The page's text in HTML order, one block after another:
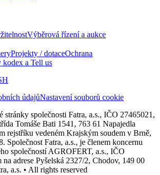
Výběrová řízení a aukce
Projekty / dotaceOchrana
kodex a Tell us
údajůNastavení souborů cookie
stránky společnosti Fatra, a.s., IČO 27465021,
Tomáše Bati 1541, 763 61 Napajedla
rejstříku vedeném Krajským soudem v Brně,
Společnost Fatra, a.s., je členem koncernu
společností AGROFERT, a.s., IČO
na adrese Pyšelská 2327/2, Chodov, 149 00
a.s. • All rights reserved